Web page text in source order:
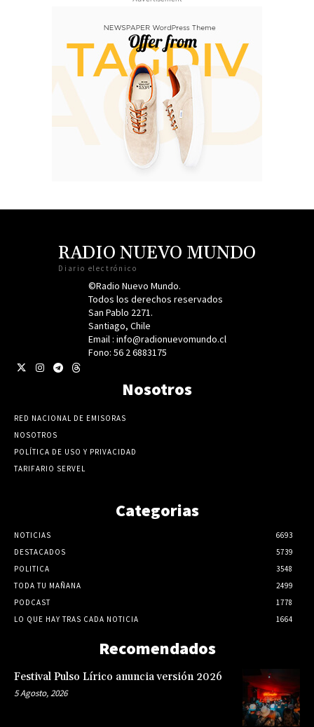
RADIO NUEVO MUNDO
Diario electrónico
©Radio Nuevo Mundo.
Todos los derechos reservados
San Pablo 2271.
Santiago, Chile
Email : info@radionuevomundo.cl
Fono: 56 2 6883175
Nosotros
RED NACIONAL DE EMISORAS
NOSOTROS
POLÍTICA DE USO Y PRIVACIDAD
TARIFARIO SERVEL
Categorias
NOTICIAS
6693
DESTACADOS
5739
POLITICA
3548
TODA TU MAÑANA
2499
PODCAST
1778
LO QUE HAY TRAS CADA NOTICIA
1664
Recomendados
Festival Pulso Lírico anuncia versión 2026
5 Agosto, 2026